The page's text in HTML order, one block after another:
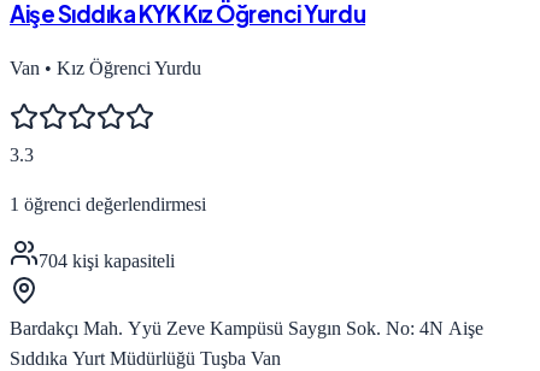
Aişe Sıddıka KYK Kız Öğrenci Yurdu
Van • Kız Öğrenci Yurdu
3.3
1 öğrenci değerlendirmesi
704 kişi kapasiteli
Bardakçı Mah. Yyü Zeve Kampüsü Saygın Sok. No: 4N Aişe
Sıddıka Yurt Müdürlüğü Tuşba Van